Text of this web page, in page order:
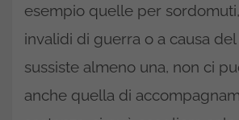
esempio quelle per
invalidi di guerra o a causa
sussiste almeno una, non ci
anche quella di